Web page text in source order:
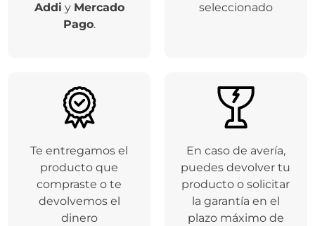
Addi y Mercado
Pago.
seleccionado
Te entregamos el
producto que
compraste o te
devolvemos el
dinero
En caso de avería,
puedes devolver tu
producto o solicitar
la garantía en el
plazo máximo de